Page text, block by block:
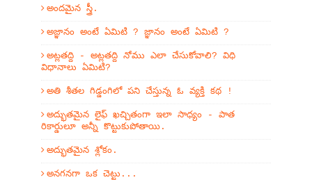
అందమైన స్త్రీ.
అజ్ఞానం అంటే ఏమిటి ? జ్ఞానం అంటే ఏమిటి ?
అట్లతద్ది - అట్లతద్ది నోము ఎలా చేసుకోవాలి? విధి
విధానాలు ఏమిటి?
అతి శీతల గిడ్డంగిలో పని చేస్తున్న ఓ వ్యక్తి కథ !
అద్భుతమైన లైఫ్ ఖచ్చితంగా ఇలా సాధ్యం - పాత
రికార్డులూ అన్నీ కొట్టుకుపోతాయి.
అద్భుతమైన శ్లోకం.
అనగనగా ఒక చెట్టు...